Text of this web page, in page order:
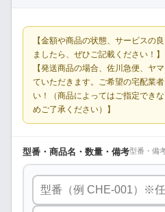
【金額や商品の状態、サービスの
ましたら、ぜひご記載ください！】
【発送商品の場合、佐川急便、ヤ
ていただきます。ご希望の宅配業
い！（商品によってはご指定でき
めご了承ください）】
型番・商品名・数量・備考型番・備